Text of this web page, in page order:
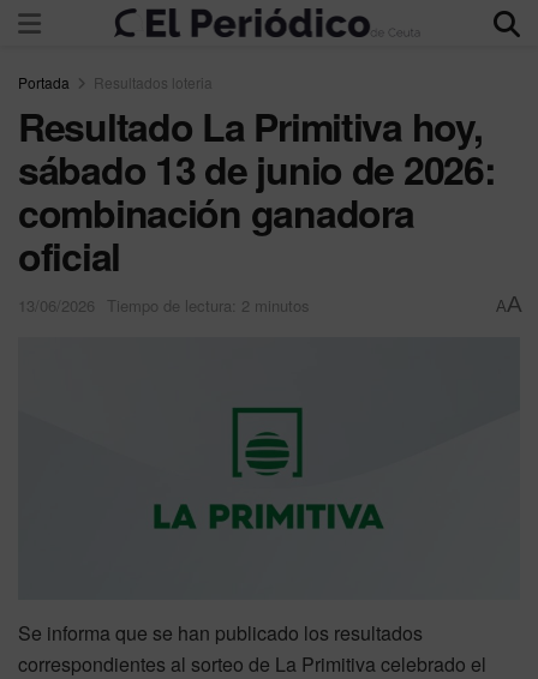
Portada Resultados loteria
Resultado La Primitiva hoy,
sábado 13 de junio de 2026:
combinación ganadora
oficial
13/06/2026 Tiempo de lectura: 2 minutos AA
Se informa que se han publicado los resultados
correspondientes al sorteo de La Primitiva celebrado el